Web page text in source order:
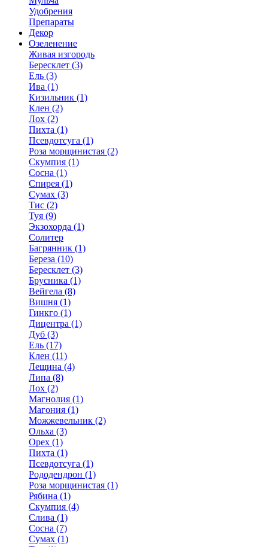
Удобрения
Препараты
Декор
Озеленение
Живая изгородь
Бересклет (3)
Ель (3)
Ива (1)
Кизильник (1)
Клен (2)
Лох (2)
Пихта (1)
Псевдотсуга (1)
Роза морщинистая (2)
Скумпия (1)
Сосна (1)
Спирея (1)
Сумах (3)
Тис (2)
Туя (9)
Экзохорда (1)
Солитер
Багрянник (1)
Береза (10)
Бересклет (3)
Брусника (1)
Вейгела (8)
Вишня (1)
Гинкго (1)
Дицентра (1)
Дуб (3)
Ель (17)
Клен (11)
Лещина (4)
Липа (8)
Лох (2)
Магнолия (1)
Магония (1)
Можжевельник (2)
Ольха (3)
Орех (1)
Пихта (1)
Псевдотсуга (1)
Рододендрон (1)
Роза морщинистая (1)
Рябина (1)
Скумпия (4)
Слива (1)
Сосна (7)
Сумах (1)